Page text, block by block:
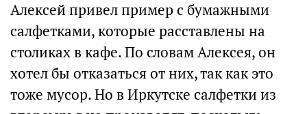
Алексей привел пример с бумажными
салфетками, которые расставлены на
столиках в кафе. По словам Алексея, он
хотел бы отказаться от них, так как это
тоже мусор. Но в Иркутске салфетки из